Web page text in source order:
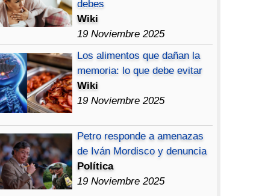
debes
Wiki
19 Noviembre 2025
Los alimentos que dañan la
memoria: lo que debe evitar
Wiki
19 Noviembre 2025
Petro responde a amenazas
de Iván Mordisco y denuncia
Política
19 Noviembre 2025